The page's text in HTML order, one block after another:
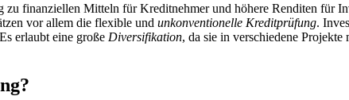
zu finanziellen Mitteln für Kreditnehmer und höhere Renditen für
vor allem die flexible und unkonventionelle Kreditprüfung.
erlaubt eine große Diversifikation, da sie in verschiedene